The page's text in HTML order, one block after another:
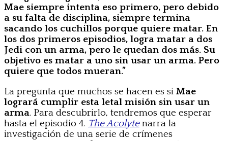
Mae siempre intenta eso primero, pero debido
a su falta de disciplina, siempre termina
sacando los cuchillos porque quiere matar. En
los dos primeros episodios, logra matar a dos
Jedi con un arma, pero le quedan dos más. Su
objetivo es matar a uno sin usar un arma. Pero
quiere que todos mueran.”
La pregunta que muchos se hacen es si Mae
logrará cumplir esta letal misión sin usar un
arma. Para descubrirlo, tendremos que esperar
hasta el episodio 4. The Acolytenarra la
investigación de una serie de crímenes